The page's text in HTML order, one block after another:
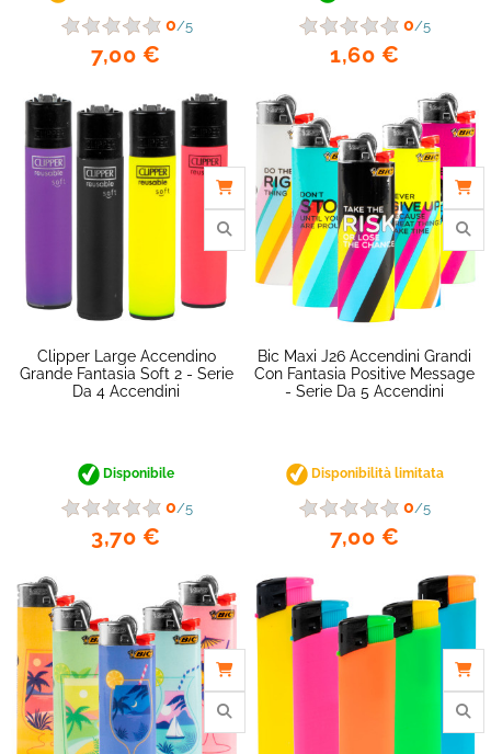
0/5
7,00 €
0/5
1,60 €
Clipper Large Accendino
Grande Fantasia Soft 2 - Serie
Da 4 Accendini
Disponibile
0/5
3,70 €
Bic Maxi J26 Accendini Grandi
Con Fantasia Positive Message
- Serie Da 5 Accendini
Disponibilità limitata
0/5
7,00 €